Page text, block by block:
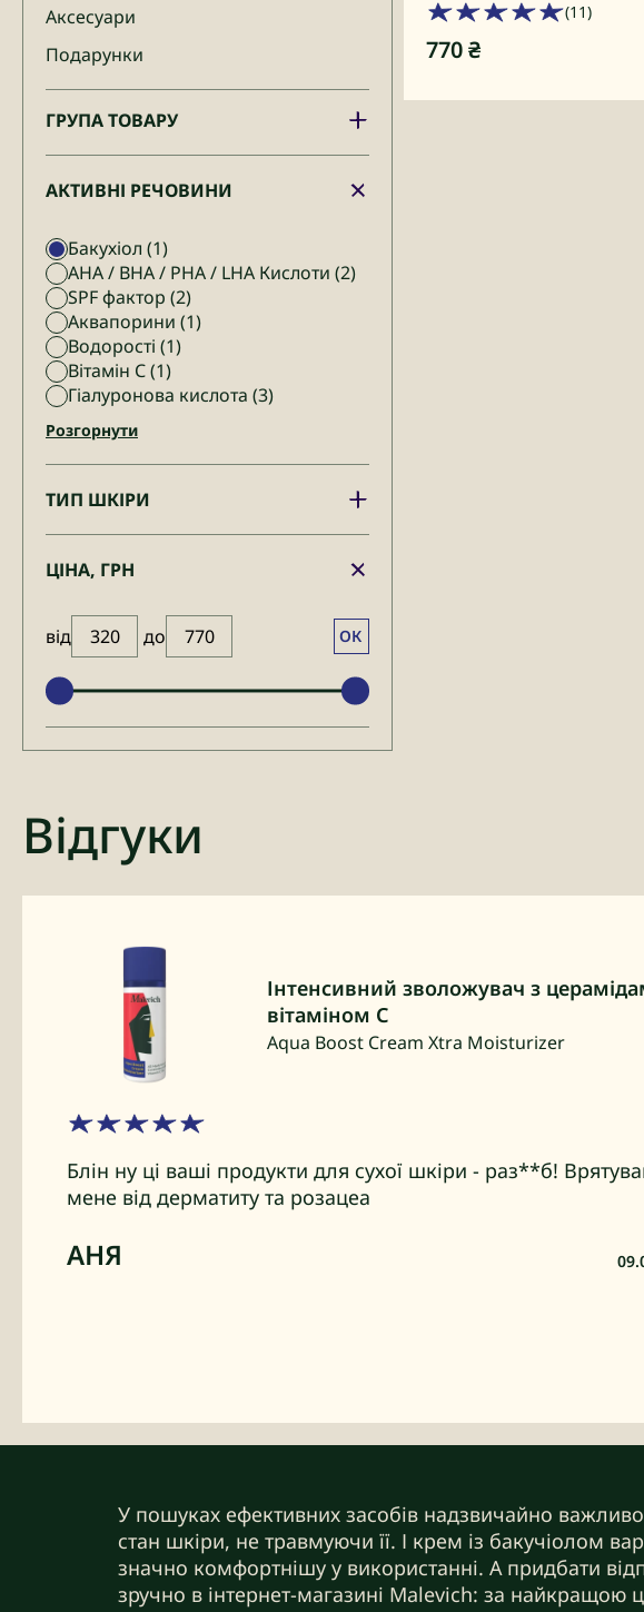
Аксесуари
Подарунки
ГРУПА ТОВАРУ
АКТИВНІ РЕЧОВИНИ
Бакухіол (1)
AHA / BHA / PHA / LHA Кислоти (2)
SPF фактор (2)
Аквапорини (1)
Водорості (1)
Вітамін С(1)
Гіалуронова кислота (3)
Розгорнути
ТИП ШКІРИ
ЦІНА, ГРН
від до ОК
(11)
770₴
Відгуки
Інтенсивний зволожувач з
вітаміном С
Aqua Boost Cream Xtra Moisturizer
Блін ну ці ваші продукти для сухої шкіри - раз**б!
мене від дерматиту та розацеа
АНЯ
У пошуках ефективних засобів надзвичайно
стан шкіри, не травмуючи її. І крем із бакучіолом
значно комфортнішу у використанні. А придбати
зручно в інтернет-магазині Malevich: за найкращою